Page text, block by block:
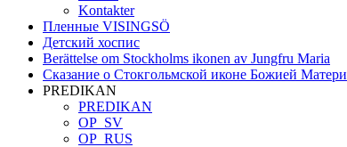
Kontakter
Пленные VISINGSÖ
Детский хоспис
Berättelse om Stockholms ikonen av Jungfru Maria
Сказание о Стокгольмской иконе Божией Матери
PREDIKAN
PREDIKAN
OP_SV
OP_RUS